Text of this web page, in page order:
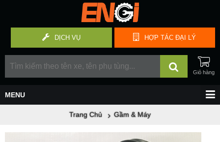
HỢP TÁC ĐẠI LÝ
DỊCH VỤ
Trang Chủ Gầm & Máy